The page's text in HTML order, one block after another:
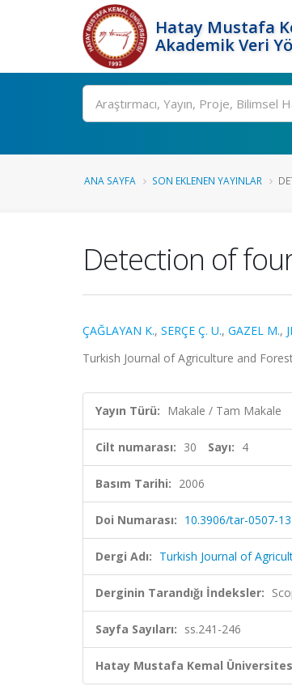
Hatay Mustafa
Akademik Veri
Ara
ANA SAYFA SON EKLENEN YAYINLAR
Detection of
ÇAĞLAYAN K., SERÇE Ç. U., GAZEL M.,
Turkish Journal of Agriculture and
Yayın Türü: Makale / Tam Makale
Cilt numarası: 30 Sayı: 4
Basım Tarihi: 2006
Doi Numarası: 10.3906/tar-0507-13
Dergi Adı: Turkish Journal of
Derginin Tarandığı İndeksler:
Sayfa Sayıları: ss.241-246
Hatay Mustafa Kemal